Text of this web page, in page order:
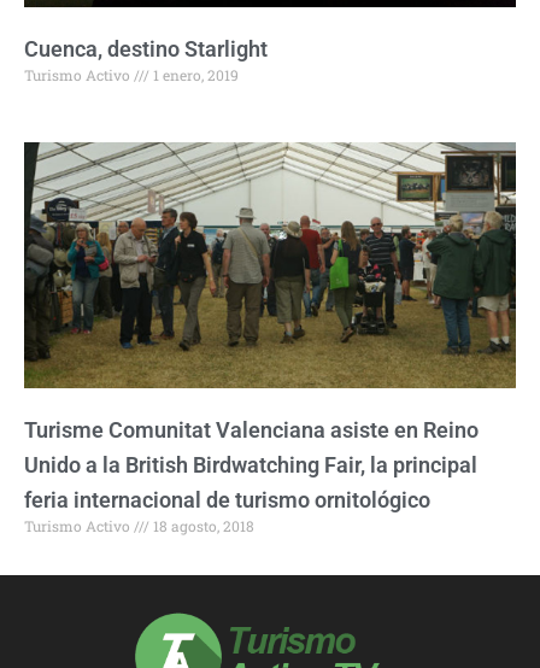
Cuenca, destino Starlight
Turismo Activo 1 enero, 2019
Turisme Comunitat Valenciana asiste en Reino
Unido a la British Birdwatching Fair, la principal
feria internacional de turismo ornitológico
Turismo Activo 18 agosto, 2018